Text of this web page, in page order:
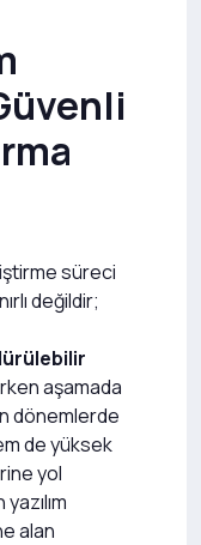
süreci
değildir;
aşamada
dönemlerde
de yüksek
yol
alan